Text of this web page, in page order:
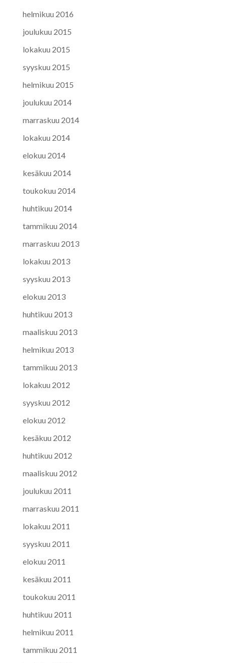
helmikuu 2016
joulukuu 2015
lokakuu 2015
syyskuu 2015
helmikuu 2015
joulukuu 2014
marraskuu 2014
lokakuu 2014
elokuu 2014
kesäkuu 2014
toukokuu 2014
huhtikuu 2014
tammikuu 2014
marraskuu 2013
lokakuu 2013
syyskuu 2013
elokuu 2013
huhtikuu 2013
maaliskuu 2013
helmikuu 2013
tammikuu 2013
lokakuu 2012
syyskuu 2012
elokuu 2012
kesäkuu 2012
huhtikuu 2012
maaliskuu 2012
joulukuu 2011
marraskuu 2011
lokakuu 2011
syyskuu 2011
elokuu 2011
kesäkuu 2011
toukokuu 2011
huhtikuu 2011
helmikuu 2011
tammikuu 2011